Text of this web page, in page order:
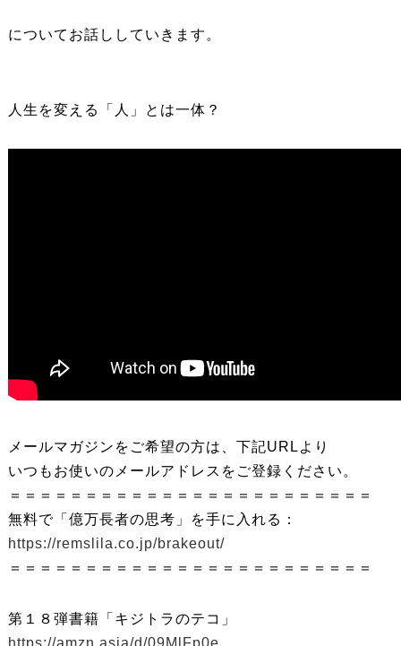
についてお話ししていきます。
人生を変える「人」とは一体？
メールマガジンをご希望の方は、下記URLより
いつもお使いのメールアドレスをご登録ください。
＝＝＝＝＝＝＝＝＝＝＝＝＝＝＝＝＝＝＝＝＝＝＝＝
無料で「億万長者の思考」を手に入れる：
https://remslila.co.jp/brakeout/
＝＝＝＝＝＝＝＝＝＝＝＝＝＝＝＝＝＝＝＝＝＝＝＝
第１８弾書籍「キジトラのテコ」
https://amzn.asia/d/09MlFp0e